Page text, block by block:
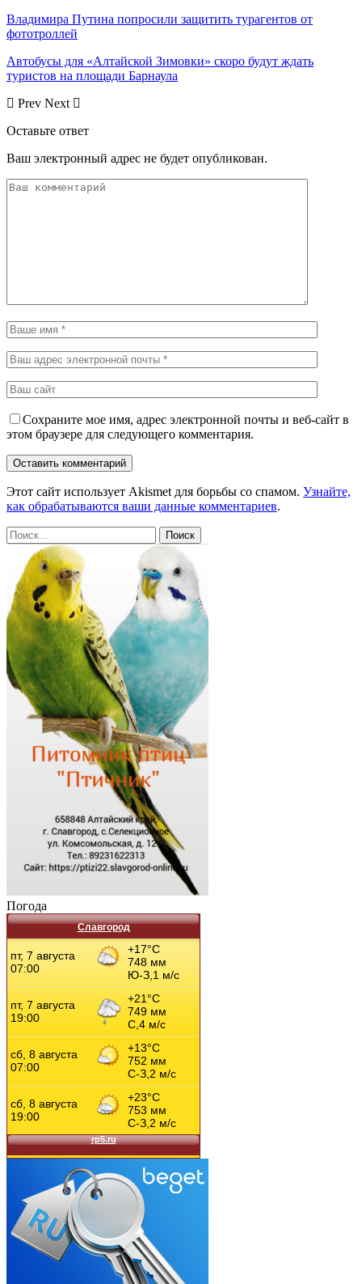
Владимира Путина попросили защитить турагентов от
фототроллей
Автобусы для «Алтайской Зимовки» скоро будут ждать
туристов на площади Барнаула
Prev Next
Оставьте ответ
Ваш электронный адрес не будет опубликован.
Сохраните мое имя, адрес электронной почты и веб-сайт в
этом браузере для следующего комментария.
Этот сайт использует Akismet для борьбы со спамом. Узнайте,
как обрабатываются ваши данные комментариев.
Погода
Славгород